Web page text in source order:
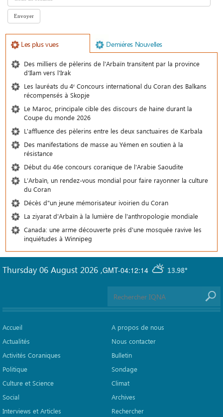
Les plus vues Demiéres Nouvelles
Des milliers de pèlerins de l'Arbaïn transitent par la province
d'Ilam vers l'Irak
Les lauréats du 4ᵉ Concours international du Coran des Balkans
récompensés à Skopje
Le Maroc, principale cible des discours de haine durant la
Coupe du monde 2026
L'affluence des pèlerins entre les deux sanctuaires de Karbala
Des manifestations de masse au Yémen en soutien à la
résistance
Début du 46e concours coranique de l'Arabie Saoudite
L’Arbaïn, un rendez-vous mondial pour faire rayonner la culture
du Coran
Décès d"un jeune mémorisateur ivoirien du Coran
La ziyarat d'Arbaïn à la lumière de l'anthropologie mondiale
Canada: une arme découverte près d'une mosquée ravive les
inquiétudes à Winnipeg
GMT-04:12:14 13.98°
Thursday 06 August 2026 ,
Accueil
Actualités
Activités Coraniques
Politique
Culture et Science
Social
Interviews et Articles
A propos de nous
Nous contacter
Bulletin
Sondage
Climat
Archives
Rechercher